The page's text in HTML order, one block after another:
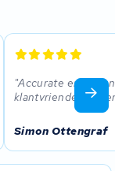
Accurate en
klantvriendelijke
Simon Ottengraf